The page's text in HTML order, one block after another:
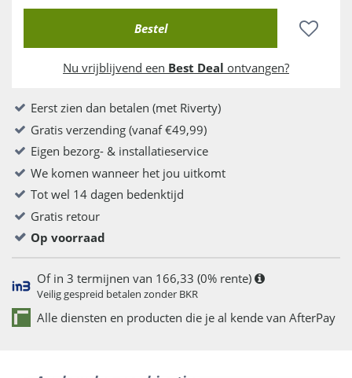
Nu vrijblijvend een Best Deal ontvangen?
Eerst zien dan betalen (met Riverty)
Gratis verzending (vanaf €49,99)
Eigen bezorg- & installatieservice
We komen wanneer het jou uitkomt
Tot wel 14 dagen bedenktijd
Gratis retour
Op voorraad
Of in 3 termijnen van 166,33 (0% rente)
Veilig gespreid betalen zonder BKR
Alle diensten en producten die je al kende van AfterPay